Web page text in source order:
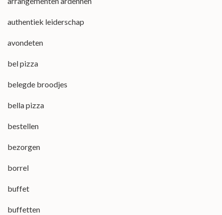
authentiek leiderschap
avondeten
bel pizza
belegde broodjes
bella pizza
bestellen
bezorgen
borrel
buffet
buffetten